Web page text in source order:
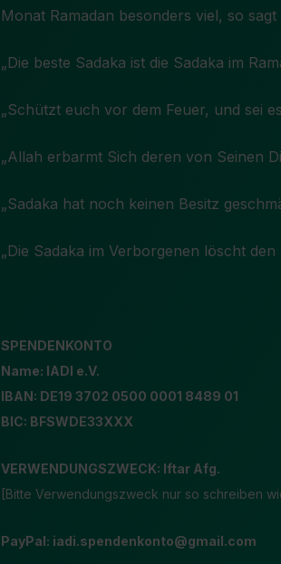
„Die beste Sadaka ist die Sadaka im
„Schützt euch vor dem Feuer, und sei
„Allah erbarmt Sich deren von Seinen
„Sadaka hat noch keinen Besitz
„Die Sadaka im Verborgenen löscht
SPENDENKONTO
Name: IADI e.V.
IBAN: DE19 3702 0500 0001 8489 01
BIC: BFSWDE33XXX
VERWENDUNGSZWECK: Iftar Afg.
[Bitte Verwendungszweck nur so schreiben
PayPal: iadi.spendenkonto@gmail.com